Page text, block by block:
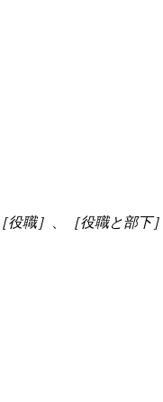
［役職］ ［役職と部下］